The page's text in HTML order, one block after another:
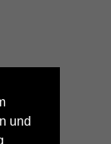
und